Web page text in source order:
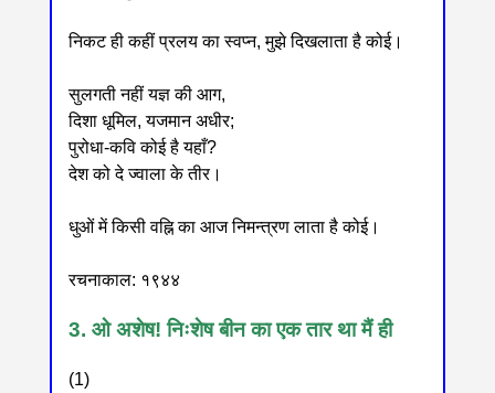
निकट ही कहीं प्रलय का स्वप्न, मुझे दिखलाता है कोई।
सुलगती नहीं यज्ञ की आग,
दिशा धूमिल, यजमान अधीर;
पुरोधा-कवि कोई है यहाँ?
देश को दे ज्वाला के तीर।
धुओं में किसी वह्नि का आज निमन्त्रण लाता है कोई।
रचनाकाल: १९४४
3. ओ अशेष! निःशेष बीन का एक तार था मैं ही
(1)